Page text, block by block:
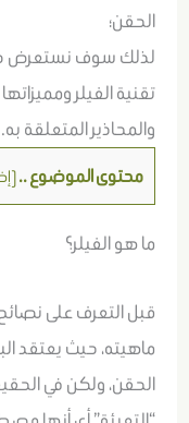
الحقن؛
لذلك سوف نستعرض
تقنية الفيلر
والمحاذير المتعلقة به.
محتوى الموضوع ..[
ما هو الفيلر؟
قبل التعرف على
ماهيته، حيث يعتقد